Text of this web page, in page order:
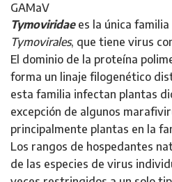
GAMaV
Tymoviridaees la única
Tymovirales, que tiene virus
El dominio de la proteína
forma un linaje filogenético
esta familia infectan plantas
excepción de algunos
principalmente plantas en la
Los rangos de hospedantes
de las especies de virus